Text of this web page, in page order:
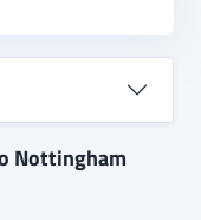
Nottingham